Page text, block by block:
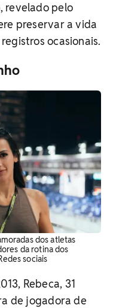
revelado pelo
preservar a vida
ocasionais.
dos atletas
da rotina dos
sociais
Rebeca, 31
de jogadora de